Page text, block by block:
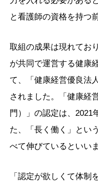
と看護師の資格を持つ
取組の成果は現れてお
が共同で運営する健康
て、「健康経営優良法
されました。「健康経
門）」の認定は、2021
た、「長く働く」とい
べて伸びているといいま
「認定が欲しくて体制